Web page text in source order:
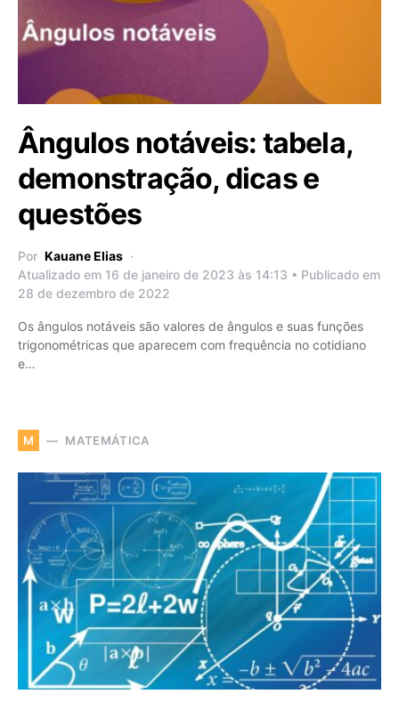
Ângulos notáveis: tabela,
demonstração, dicas e
questões
Por Kauane Elias
Atualizado em 16 de janeiro de 2023 às 14:13 • Publicado em
28 de dezembro de 2022
Os ângulos notáveis são valores de ângulos e suas funções
trigonométricas que aparecem com frequência no cotidiano
e…
M MATEMÁTICA